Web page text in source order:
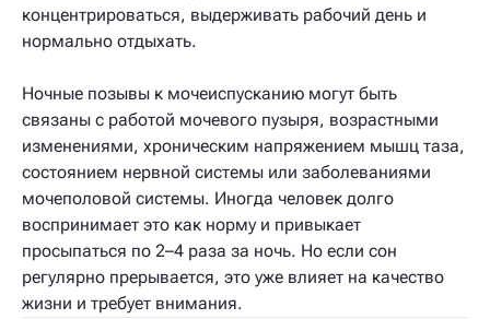
концентрироваться, выдерживать рабочий день и
нормально отдыхать.
Ночные позывы к мочеиспусканию могут быть
связаны с работой мочевого пузыря, возрастными
изменениями, хроническим напряжением мышц таза,
состоянием нервной системы или заболеваниями
мочеполовой системы. Иногда человек долго
воспринимает это как норму и привыкает
просыпаться по 2–4 раза за ночь. Но если сон
регулярно прерывается, это уже влияет на качество
жизни и требует внимания.